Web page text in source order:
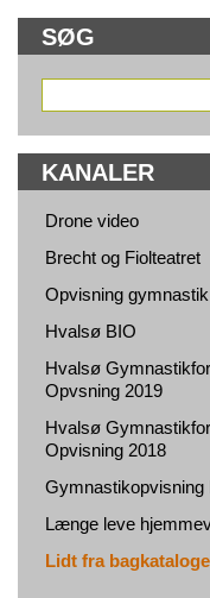
SØG
KANALER
Drone video
Brecht og Fiolteatret
Opvisning
Hvalsø BIO
Hvalsø
Opvsning 2019
Hvalsø
Opvisning 2018
Gymnastikopvisning
Længe leve
Lidt fra